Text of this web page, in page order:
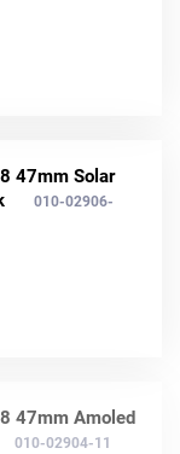
47mm Solar
010-02906-
47mm Amoled
010-02904-11